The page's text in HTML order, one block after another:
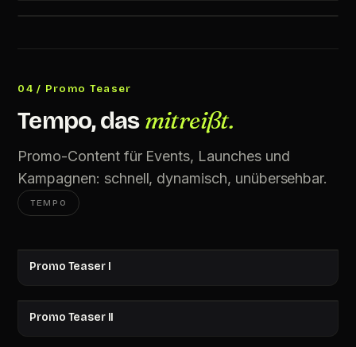
04 / Promo Teaser
Tempo, dasmitreißt.
Promo-Content für Events, Launches und
Kampagnen: schnell, dynamisch, unübersehbar.
TEMPO
Promo Teaser I
Promo Teaser II